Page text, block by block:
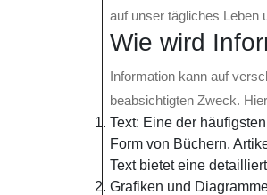
auf unser tägliches Leben
Wie wird
Information kann auf
beabsichtigten Zweck.
Text: Eine der
Form von Büchern,
Text bietet eine
Grafiken und